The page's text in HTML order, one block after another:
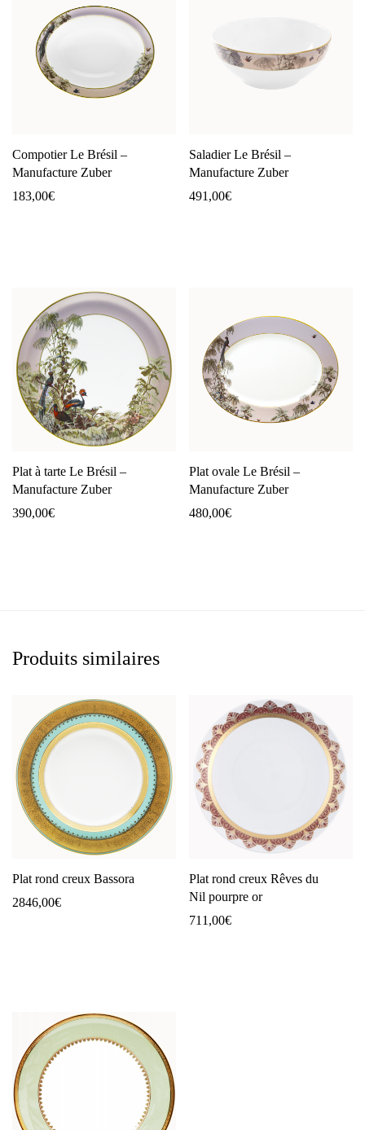
Compotier Le Brésil –
Manufacture Zuber
183,00€
Saladier Le Brésil –
Manufacture Zuber
491,00€
Plat à tarte Le Brésil –
Manufacture Zuber
390,00€
Plat ovale Le Brésil –
Manufacture Zuber
480,00€
Produits similaires
Plat rond creux Bassora
2846,00€
Plat rond creux Rêves du
Nil pourpre or
711,00€